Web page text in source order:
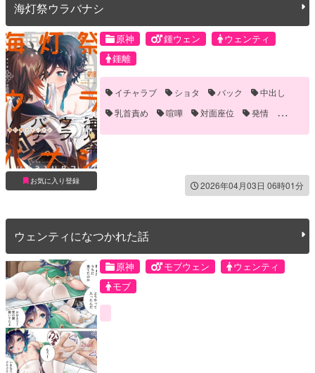
海灯祭ウラバナシ
お気に入り登録
原神 鍾ウェン
ウェンティ
鍾離
イチャラブ ショタ バック
中出し
乳首責め
喧嘩 対面座位
発情
騎乗位
2026年04月03日 06時01分
ウェンティになつかれた話
原神 モブウェン
ウェンティ
モブ